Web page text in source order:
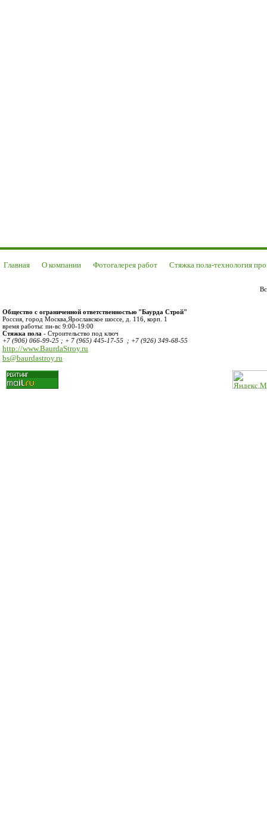
Главная О компании Фотогалерея работ Стяжка пола-технология
Общество с ограниченной ответственностью "Баурда Строй"
Россия город Москва Ярославское шоссе, д. 116, корп. 1
время работы: пн-вс 9:00-19:00
Стяжка пола - Строительство под ключ
+7 (906) 066-99-25 ; + 7 (965) 445-17-55 ; +7 (926) 349-68-55
http://www.BaurdaStroy.ru
bs@baurdastroy.ru